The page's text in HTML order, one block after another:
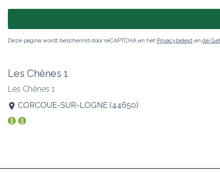
Deze pagina wordt beschermd door reCAPTCHA en het Privacybeleid en de
Les Chênes 1
Les Chênes 1
CORCOUE-SUR-LOGNE (44650)